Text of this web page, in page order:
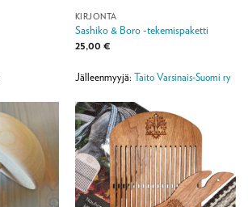
KIRJONTA
Sashiko & Boro -tekemispaketti
25,00 €
Jälleenmyyjä: Taito Varsinais-Suomi ry